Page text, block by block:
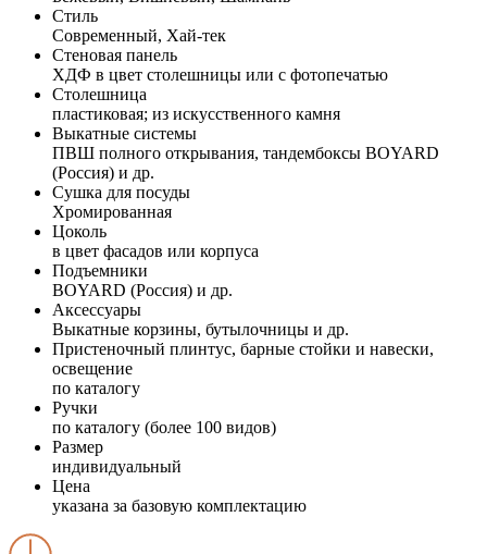
Стиль
Современный, Хай-тек
Стеновая панель
ХДФ в цвет столешницы или с фотопечатью
Столешница
пластиковая; из искусственного камня
Выкатные системы
ПВШ полного открывания, тандембоксы BOYARD
(Россия) и др.
Сушка для посуды
Хромированная
Цоколь
в цвет фасадов или корпуса
Подъемники
BOYARD (Россия) и др.
Аксессуары
Выкатные корзины, бутылочницы и др.
Пристеночный плинтус, барные стойки и навески,
освещение
по каталогу
Ручки
по каталогу (более 100 видов)
Размер
индивидуальный
Цена
указана за базовую комплектацию